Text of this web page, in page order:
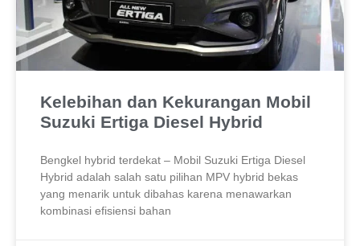
Kelebihan dan Kekurangan Mobil
Suzuki Ertiga Diesel Hybrid
Bengkel hybrid terdekat – Mobil Suzuki Ertiga Diesel
Hybrid adalah salah satu pilihan MPV hybrid bekas
yang menarik untuk dibahas karena menawarkan
kombinasi efisiensi bahan